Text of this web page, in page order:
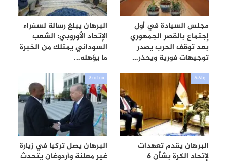
مجلس السيادة في أول
إجتماع بالقصر الجمهوري
بعد توقف الحرب يصدر
توجيهات فورية ويحذر…
البرهان يبلغ رسالة لسفراء
الإتحاد الأوروبي: الشعب
السوداني يمتلك من الخبرة
ما يؤهله…
رياضة
البرهان يقدم تعهدات
لإتحاد الكرة بشأن 6
سياسية
البرهان يصل تركيا في زيارة
غير معلنة وأردوغان يتحدث